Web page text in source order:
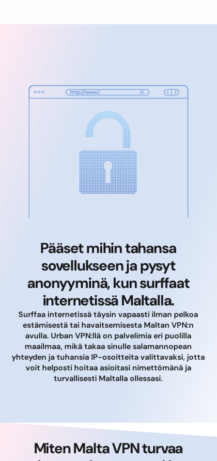
Pääset mihin tahansa
sovellukseen ja pysyt
anonyyminä, kun surffaat
internetissä Maltalla.
Surffaa internetissä täysin vapaasti ilman pelkoa
estämisestä tai havaitsemisesta Maltan VPN:n
avulla. Urban VPN:llä on palvelimia eri puolilla
maailmaa, mikä takaa sinulle salamannopean
yhteyden ja tuhansia IP-osoitteita valittavaksi, jotta
voit helposti hoitaa asioitasi nimettömänä ja
turvallisesti Maltalla ollessasi.
Miten Malta VPN turvaa